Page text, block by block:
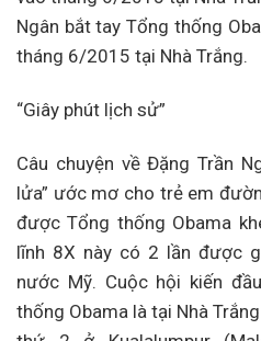
Ngân bắt tay Tổng thống
tháng 6/2015 tại Nhà Trắng.
“Giây phút lịch sử”
Câu chuyện về Đặng Trần
lửa” ước mơ cho trẻ em
được Tổng thống Obama
lĩnh 8X này có 2 lần được
nước Mỹ. Cuộc hội kiến
thống Obama là tại Nhà